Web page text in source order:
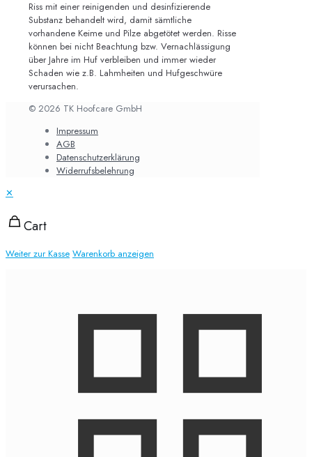
Riss mit einer reinigenden und desinfizierende
Substanz behandelt wird, damit sämtliche
vorhandene Keime und Pilze abgetötet werden. Risse
können bei nicht Beachtung bzw. Vernachlässigung
über Jahre im Huf verbleiben und immer wieder
Schaden wie z.B. Lahmheiten und Hufgeschwüre
verursachen.
© 2026 TK Hoofcare GmbH
Impressum
AGB
Datenschutzerklärung
Widerrufsbelehrung
✕
Cart
Weiter zur Kasse Warenkorb anzeigen